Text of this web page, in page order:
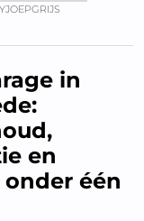
JOEPGRIJS
in
en
onder één